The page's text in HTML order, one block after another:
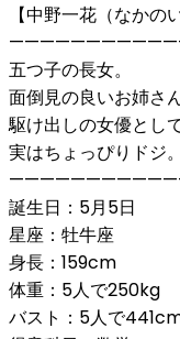
【中野一花（なかの
五つ子の長女。
面倒見の良いお姉さ
駆け出しの女優とし
実はちょっぴりドジ。
誕生日：5月5日
星座：牡牛座
身長：159cm
体重：5人で250kg
バスト：5人で